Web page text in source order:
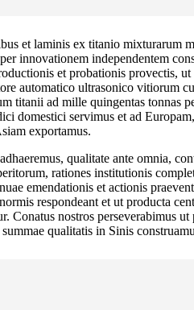
et laminis ex titanio mixturarum
innovationem independentem
et probationis provectis,
automatico ultrasonico vitiorum
titanii ad mille quingentas tonnas
domestici servimus et ad
exportamus.
qualitate ante omnia,
rationes institutionis
emendationis et actionis
respondeant et ut producta
Conatus nostros perseverabimus ut
qualitatis in Sinis